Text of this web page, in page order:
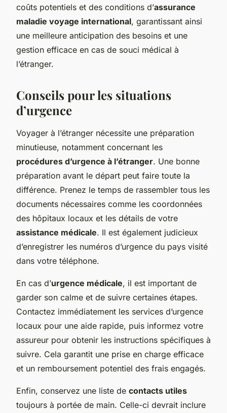
coûts potentiels et des conditions d’assurance
maladie voyage international, garantissant ainsi
une meilleure anticipation des besoins et une
gestion efficace en cas de souci médical à
l’étranger.
Conseils pour les situations
d’urgence
Voyager à l’étranger nécessite une préparation
minutieuse, notamment concernant les
procédures d’urgence à l’étranger. Une bonne
préparation avant le départ peut faire toute la
différence. Prenez le temps de rassembler tous les
documents nécessaires comme les coordonnées
des hôpitaux locaux et les détails de votre
assistance médicale. Il est également judicieux
d’enregistrer les numéros d’urgence du pays visité
dans votre téléphone.
En cas d’urgence médicale, il est important de
garder son calme et de suivre certaines étapes.
Contactez immédiatement les services d’urgence
locaux pour une aide rapide, puis informez votre
assureur pour obtenir les instructions spécifiques à
suivre. Cela garantit une prise en charge efficace
et un remboursement potentiel des frais engagés.
Enfin, conservez une liste de contacts utiles
toujours à portée de main. Celle-ci devrait inclure